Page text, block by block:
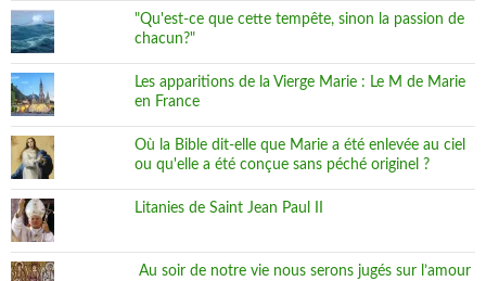
"Qu'est-ce que cette tempête, sinon la passion de
chacun?"
Les apparitions de la Vierge Marie : Le M de Marie
en France
Où la Bible dit-elle que Marie a été enlevée au ciel
ou qu'elle a été conçue sans péché originel ?
Litanies de Saint Jean Paul II
Au soir de notre vie nous serons jugés sur l’amour